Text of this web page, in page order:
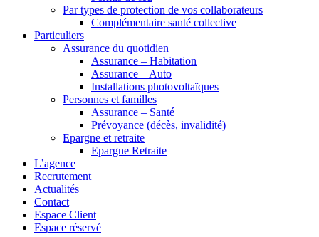
Par types de protection de vos collaborateurs
Complémentaire santé collective
Particuliers
Assurance du quotidien
Assurance – Habitation
Assurance – Auto
Installations photovoltaïques
Personnes et familles
Assurance – Santé
Prévoyance (décès, invalidité)
Epargne et retraite
Epargne Retraite
L’agence
Recrutement
Actualités
Contact
Espace Client
Espace réservé